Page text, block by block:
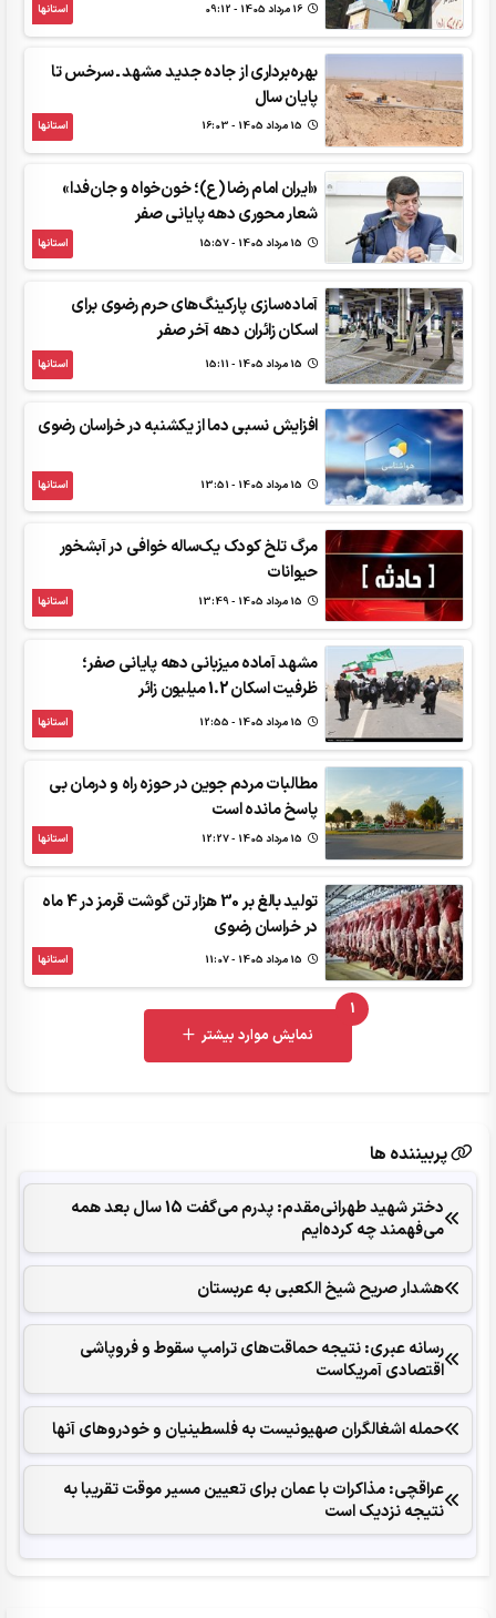
استانها
بهره‌برداری از جاده جدید مشهد ـ سرخس تا
پایان سال
استانها
«ایران امام رضا (ع)؛ خون‌خواه و جان‌فدا»
شعار محوری دهه پایانی صفر
استانها
آماده‌سازی پارکینگ‌های حرم رضوی برای
اسکان زائران دهه آخر صفر
استانها
افزایش نسبی دما از یکشنبه در خراسان رضوی
استانها
مرگ تلخ کودک یک‌ساله خوافی در آبشخور
حیوانات
استانها
مشهد آماده میزبانی دهه پایانی صفر؛
ظرفیت اسکان 1.2 میلیون زائر
استانها
مطالبات مردم جوین در حوزه راه و درمان بی
پاسخ مانده است
استانها
تولید بالغ بر 30 هزار تن گوشت قرمز در 4 ماه
در خراسان رضوی
استانها
1
UNREAD MESSAGES
نمایش موارد بیشتر
پربیننده ها
دختر شهید طهرانی‌مقدم: پدرم می‌گفت 15 سال بعد همه
می‌فهمند چه کرده‌ایم
هشدار صریح شیخ الکعبی به عربستان
رسانه عبری: نتیجه حماقت‌های ترامپ سقوط و فروپاشی
اقتصادی آمریکاست
حمله اشغالگران صهیونیست به فلسطینیان و خودروهای آنها
عراقچی: مذاکرات با عمان برای تعیین مسیر موقت تقریبا به
نتیجه نزدیک است